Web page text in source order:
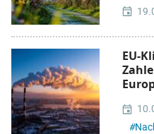
EU-
#